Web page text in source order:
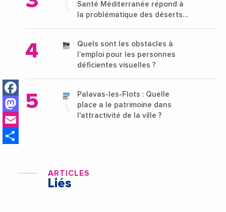
Facebook
Mastodon
Santé Méditerranée répond à
la problématique des déserts
Quels sont les obstacles à
l’emploi pour les personnes
déficientes visuelles ?
Palavas-les-Flots : Quelle
place a le patrimoine dans
l'attractivité de la ville ?
ARTICLES
Liés